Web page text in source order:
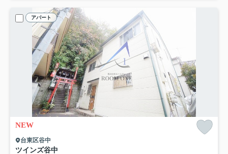
アパート
NEW
台東区谷中
ツインズ谷中